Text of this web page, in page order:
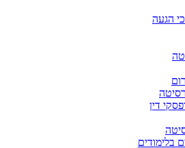
הגעה
דין
בלימודים